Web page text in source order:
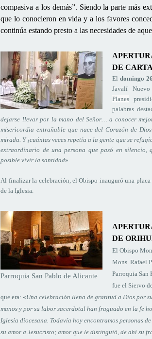
compasiva a los demás”. Siendo la parte más
que lo conocieron en vida y a los favores
continúa estando presto a las necesidades de
DE
El domingo
Javalí
Planes
palabras
dejarse llevar por la mano del Señor… a conocer
misericordia entrañable que nace del Corazón de
mirada. Y ¡cuántas veces repetía a la gente que se
extraordinario de una persona que pasó en
posible vivir la santidad».
Al finalizar la celebración, el Obispo inauguró una
de la Iglesia.
Parroquia San Pablo de Alicante
DE
El Obispo
Mons. Rafael
Parroquia San
fue el Siervo
que era: «Una celebración llena de gratitud a Dios por
manos y por su labor sacerdotal han fraguado en la fe
Iglesia diocesana. Todavía hoy encontramos personas
su amor a Jesucristo; amor que le distinguió, de ahí su